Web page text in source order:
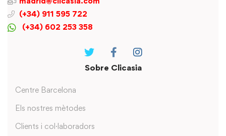
(+34) 911 595 722
(+34) 602 253 358
Sobre Clicasia
Centre Barcelona
Els nostres mètodes
Clients i col·laboradors